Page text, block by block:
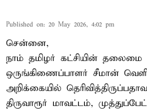
Published on: 20 May 2026, 4:02 pm
சென்னை,
நாம் தமிழர் கட்சியின் தலைமை
ஒருங்கிணைப்பாளர் சீமான்
அறிக்கையில்
திருவாரூர் மாவட்டம்,